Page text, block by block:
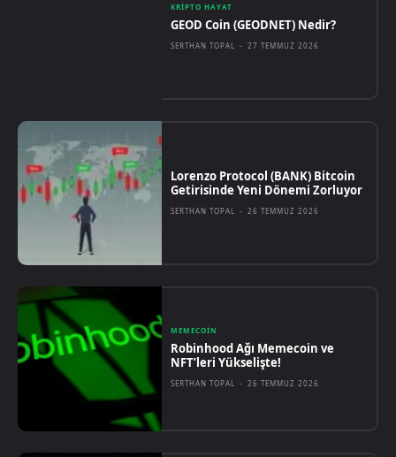
KRIPTO HAYAT
GEOD Coin (GEODNET) Nedir?
SERTHAN TOPAL - 27 TEMMUZ 2026
Lorenzo Protocol (BANK) Bitcoin
Getirisinde Yeni Dönemi Zorluyor
SERTHAN TOPAL - 26 TEMMUZ 2026
MEMECOIN
Robinhood Ağı Memecoin ve
NFT’leri Yükselişte!
SERTHAN TOPAL - 26 TEMMUZ 2026